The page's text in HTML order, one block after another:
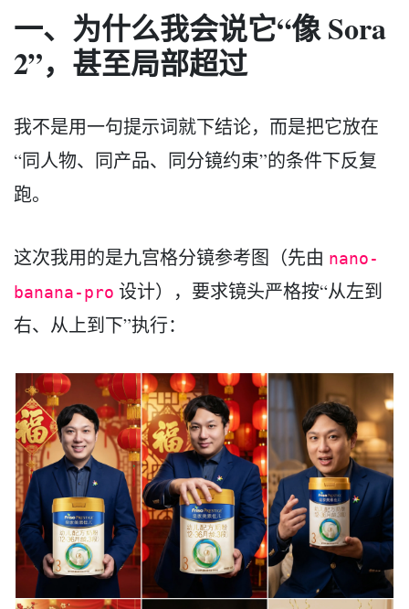
一、为什么我会说它“像 Sora
2”，甚至局部超过
我不是用一句提示词就下结论，而是把它放在
“同人物、同产品、同分镜约束”的条件下反复
跑。
这次我用的是九宫格分镜参考图（先由 nano-
banana-pro 设计），要求镜头严格按“从左到
右、从上到下”执行：